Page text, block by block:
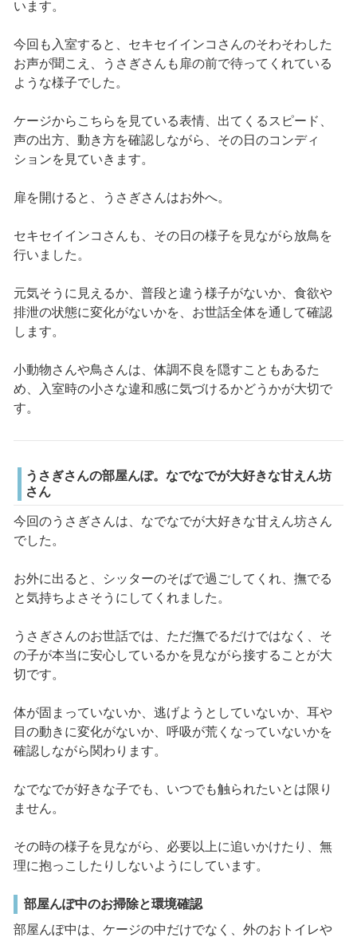
います。
今回も入室すると、セキセイインコさんのそわそわした
お声が聞こえ、うさぎさんも扉の前で待ってくれている
ような様子でした。
ケージからこちらを見ている表情、出てくるスピード、
声の出方、動き方を確認しながら、その日のコンディ
ションを見ていきます。
扉を開けると、うさぎさんはお外へ。
セキセイインコさんも、その日の様子を見ながら放鳥を
行いました。
元気そうに見えるか、普段と違う様子がないか、食欲や
排泄の状態に変化がないかを、お世話全体を通して確認
します。
小動物さんや鳥さんは、体調不良を隠すこともあるた
め、入室時の小さな違和感に気づけるかどうかが大切で
す。
うさぎさんの部屋んぽ。なでなでが大好きな甘えん坊
さん
今回のうさぎさんは、なでなでが大好きな甘えん坊さん
でした。
お外に出ると、シッターのそばで過ごしてくれ、撫でる
と気持ちよさそうにしてくれました。
うさぎさんのお世話では、ただ撫でるだけではなく、そ
の子が本当に安心しているかを見ながら接することが大
切です。
体が固まっていないか、逃げようとしていないか、耳や
目の動きに変化がないか、呼吸が荒くなっていないかを
確認しながら関わります。
なでなでが好きな子でも、いつでも触られたいとは限り
ません。
その時の様子を見ながら、必要以上に追いかけたり、無
理に抱っこしたりしないようにしています。
部屋んぽ中のお掃除と環境確認
部屋んぽ中は、ケージの中だけでなく、外のおトイレや